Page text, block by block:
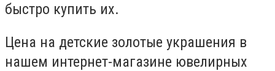
быстро купить их.
Цена на детские золотые украшения в
нашем интернет-магазине ювелирных